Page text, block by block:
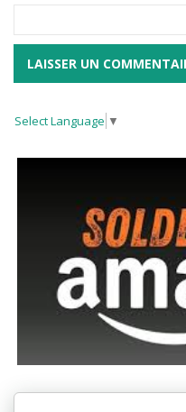
Select Language ▼